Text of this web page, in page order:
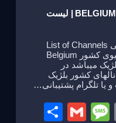
لیست کانالهای ایپی تیوی کشور BELGIUM | لیست
فروش ایپی تیوی کانالهای بلژیکی List of Channels
Belgium لیست کانالهای ایپی تیوی کشور Belgium
میباشد در
کشور بلژیک
یا تلگرام پشتیبانی…
E
M
G